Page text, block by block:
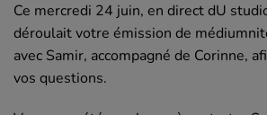
Ce mercredi 24 juin, en direct dU
déroulait votre émission de
avec Samir, accompagné de Corinne,
vos questions.